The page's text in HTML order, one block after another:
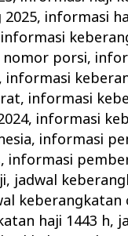
, informasi
informasi
nomor porsi,
informasi
, informasi
, informasi
, informasi
, informasi
, jadwal
keberangkatan
haji 1443 h,